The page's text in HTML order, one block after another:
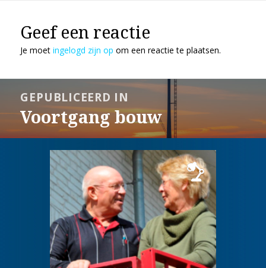
Geef een reactie
Je moetingelogd zijn op om een reactie te plaatsen.
navigatieGEPUBLICEERD IN
Voortgang bouw